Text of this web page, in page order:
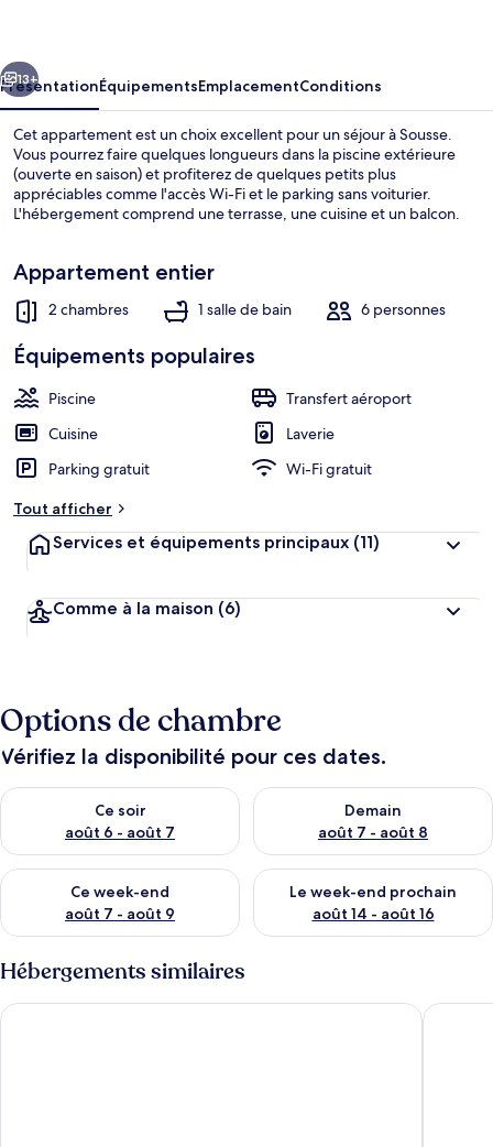
Vue sur la plage/l’océan
Suivant
13+
PrésentationÉquipementsEmplacementConditions
Cet appartement est un choix excellent pour un séjour à Sousse.
Vous pourrez faire quelques longueurs dans la piscine extérieure
(ouverte en saison) et profiterez de quelques petits plus
appréciables comme l'accès Wi-Fi et le parking sans voiturier.
L'hébergement comprend une terrasse, une cuisine et un balcon.
Appartement entier
2 chambres 1 salle de bain 6 personnes
Équipements populaires
Piscine
Transfert aéroport
Cuisine
Laverie
Parking gratuit
Wi-Fi gratuit
Tout afficher
Services et équipements principaux (11)
Comme à la maison (6)
Options de chambre
Vérifiez la disponibilité pour ces dates.
Ce soir
août 6 - août 7
Vérifier la disponibilité pour ce soir août 6 - août 7
Demain
août 7 - août 8
Vérifier la disponibilité pour
Ce week-end
août 7 - août 9
Vérifier la disponibilité pour ce week-end août 7 - août 9
Le week-end prochain
août 14 - août 16
Vérifier la disponibilité pour
Hébergements similaires
Partie de pittoresque maison en bord de mer Hotel